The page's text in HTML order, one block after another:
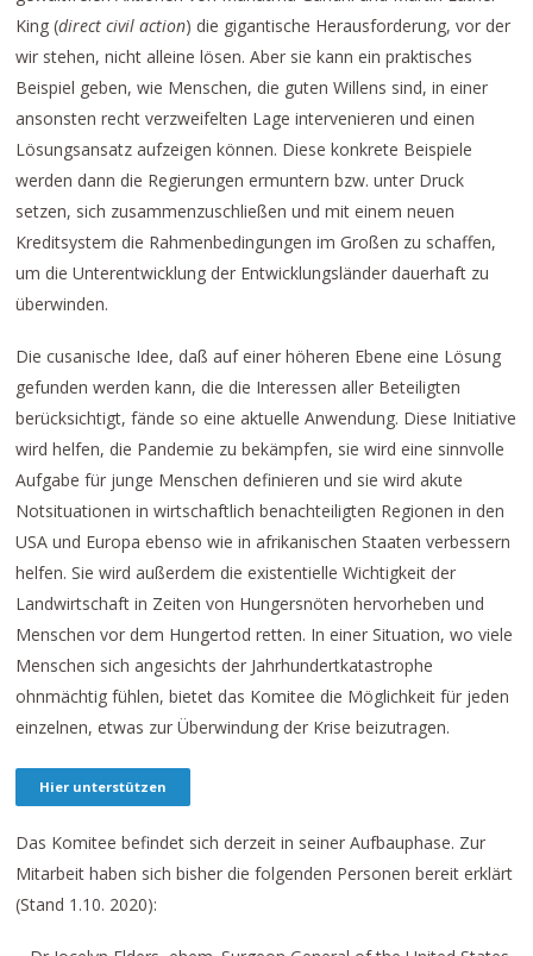
King (direct civil action) die gigantische Herausforderung, vor der
wir stehen, nicht alleine lösen. Aber sie kann ein praktisches
Beispiel geben, wie Menschen, die guten Willens sind, in einer
ansonsten recht verzweifelten Lage intervenieren und einen
Lösungsansatz aufzeigen können. Diese konkrete Beispiele
werden dann die Regierungen ermuntern bzw. unter Druck
setzen, sich zusammenzuschließen und mit einem neuen
Kreditsystem die Rahmenbedingungen im Großen zu schaffen,
um die Unterentwicklung der Entwicklungsländer dauerhaft zu
überwinden.
Die cusanische Idee, daß auf einer höheren Ebene eine Lösung
gefunden werden kann, die die Interessen aller Beteiligten
berücksichtigt, fände so eine aktuelle Anwendung. Diese Initiative
wird helfen, die Pandemie zu bekämpfen, sie wird eine sinnvolle
Aufgabe für junge Menschen definieren und sie wird akute
Notsituationen in wirtschaftlich benachteiligten Regionen in den
USA und Europa ebenso wie in afrikanischen Staaten verbessern
helfen. Sie wird außerdem die existentielle Wichtigkeit der
Landwirtschaft in Zeiten von Hungersnöten hervorheben und
Menschen vor dem Hungertod retten. In einer Situation, wo viele
Menschen sich angesichts der Jahrhundertkatastrophe
ohnmächtig fühlen, bietet das Komitee die Möglichkeit für jeden
einzelnen, etwas zur Überwindung der Krise beizutragen.
Hier unterstützen
Das Komitee befindet sich derzeit in seiner Aufbauphase. Zur
Mitarbeit haben sich bisher die folgenden Personen bereit erklärt
(Stand 1.10. 2020):